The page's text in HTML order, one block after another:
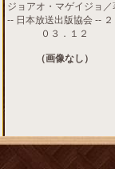
ジョアオ・マゲイジョ／
-- 日本放送出版協会 -- ２
０３．１２
（画像なし）